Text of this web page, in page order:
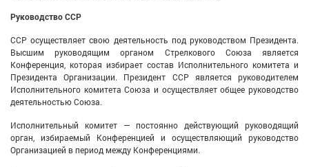
Руководство ССР
ССР осуществляет свою деятельность под руководством Президента.
Высшим руководящим органом Стрелкового Союза является
Конференция, которая избирает состав Исполнительного комитета и
Президента Организации. Президент ССР является руководителем
Исполнительного комитета Союза и осуществляет общее руководство
деятельностью Союза.
Исполнительный комитет — постоянно действующий руководящий
орган, избираемый Конференцией и осуществляющий руководство
Организацией в период между Конференциями.